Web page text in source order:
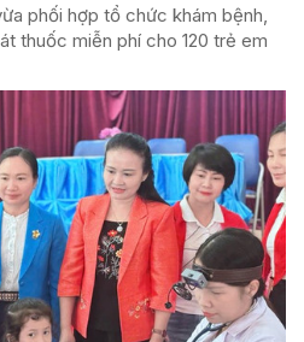
phối hợp tổ chức khám bệnh,
thuốc miễn phí cho 120 trẻ em